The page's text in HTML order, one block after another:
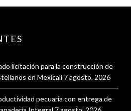
licitación para la construcción de
en Mexicali 7 agosto, 2026
pecuaria con entrega de